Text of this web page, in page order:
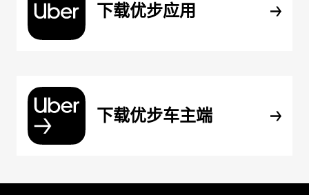
下载优步应用
下载优步车主端